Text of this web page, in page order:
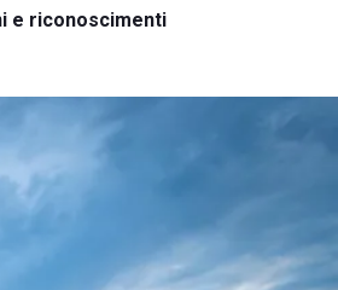
e riconoscimenti